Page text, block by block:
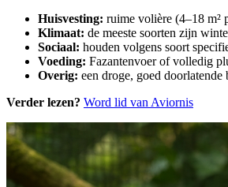
Huisvesting: ruime volière (4–18 m²
Klimaat: de meeste soorten zijn
Sociaal: houden volgens soort
Voeding: Fazantenvoer of volledig
Overig: een droge, goed
Verder lezen? Word lid van Aviornis